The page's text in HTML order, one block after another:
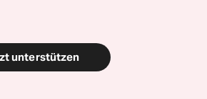
unterstützen